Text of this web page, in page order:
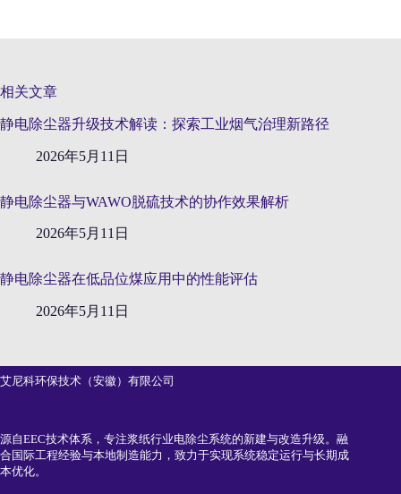
相关文章
静电除尘器升级技术解读：探索工业烟气治理新路径
2026年5月11日
静电除尘器与WAWO脱硫技术的协作效果解析
2026年5月11日
静电除尘器在低品位煤应用中的性能评估
2026年5月11日
艾尼科环保技术（安徽）有限公司
源自EEC技术体系，专注浆纸行业电除尘系统的新建与改造升级。融
合国际工程经验与本地制造能力，致力于实现系统稳定运行与长期成
本优化。